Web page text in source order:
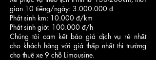
gian 10 tiếng/ngày: 3.000.000 đ
Phát sinh km: 10.000 đ/km
Phát sinh giờ: 100.000 đ/h
Chúng tôi cam kết báo giá dịch vụ rẻ nhất
cho khách hàng với giá thấp nhất thị trường
cho thuê xe 9 chỗ Limousine.